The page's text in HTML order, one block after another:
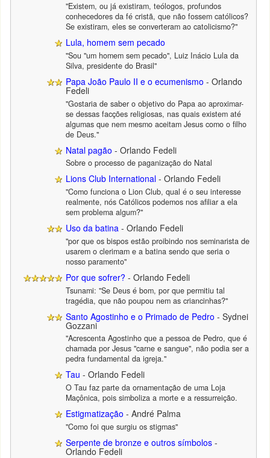
"Existem, ou já existiram, teólogos, profundos
conhecedores da fé cristã, que não fossem católicos?
Se existiram, eles se converteram ao catolicismo?"
Lula, homem sem pecado
"Sou "um homem sem pecado", Luiz Inácio Lula da
Silva, presidente do Brasil"
Papa João Paulo II e o ecumenismo - Orlando
Fedeli
"Gostaria de saber o objetivo do Papa ao aproximar-
se dessas facções religiosas, nas quais existem até
algumas que nem mesmo aceitam Jesus como o filho
de Deus."
Natal pagão - Orlando Fedeli
Sobre o processo de paganização do Natal
Lions Club International - Orlando Fedeli
"Como funciona o Lion Club, qual é o seu interesse
realmente, nós Católicos podemos nos afiliar a ela
sem problema algum?"
Uso da batina - Orlando Fedeli
"por que os bispos estão proibindo nos seminarista de
usarem o clerimam e a batina sendo que seria o
nosso paramento"
Por que sofrer? - Orlando Fedeli
Tsunami: "Se Deus é bom, por que permitiu tal
tragédia, que não poupou nem as criancinhas?"
Santo Agostinho e o Primado de Pedro - Sydnei
Gozzani
"Acrescenta Agostinho que a pessoa de Pedro, que é
chamada por Jesus "carne e sangue", não podia ser a
pedra fundamental da igreja."
Tau - Orlando Fedeli
O Tau faz parte da ornamentação de uma Loja
Maçônica, pois simboliza a morte e a ressurreição.
Estigmatização - André Palma
"Como foi que surgiu os stigmas"
Serpente de bronze e outros símbolos -
Orlando Fedeli